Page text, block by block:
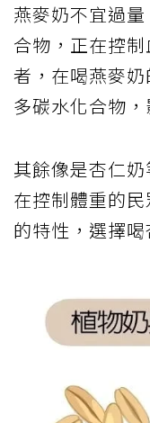
燕麥奶不宜過
合物，正在控
者，在喝燕麥
多碳水化合物
其餘像是杏仁
在控制體重的
的特性，選擇喝